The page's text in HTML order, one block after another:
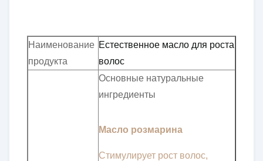
Наименование
продукта
Естественное масло для роста
волос
Основные натуральные
ингредиенты
Масло розмарина
Стимулирует рост волос,